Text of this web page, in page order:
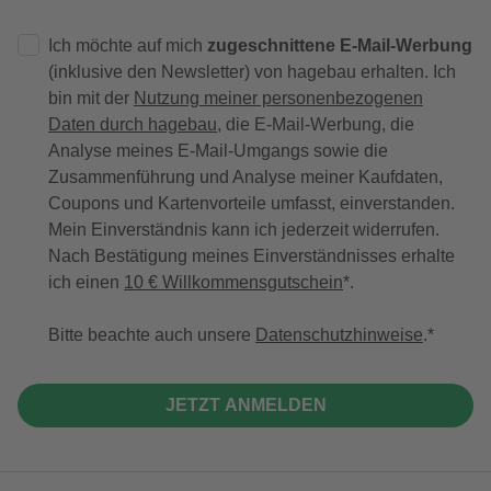
Ich möchte auf mich zugeschnittene E-Mail-Werbung
(inklusive den Newsletter) von hagebau erhalten. Ich
bin mit der Nutzung meiner personenbezogenen
Daten durch hagebau, die E-Mail-Werbung, die
Analyse meines E-Mail-Umgangs sowie die
Zusammenführung und Analyse meiner Kaufdaten,
Coupons und Kartenvorteile umfasst, einverstanden.
Mein Einverständnis kann ich jederzeit widerrufen.
Nach Bestätigung meines Einverständnisses erhalte
ich einen 10 € Willkommensgutschein*.
Bitte beachte auch unsere Datenschutzhinweise.
JETZT ANMELDEN